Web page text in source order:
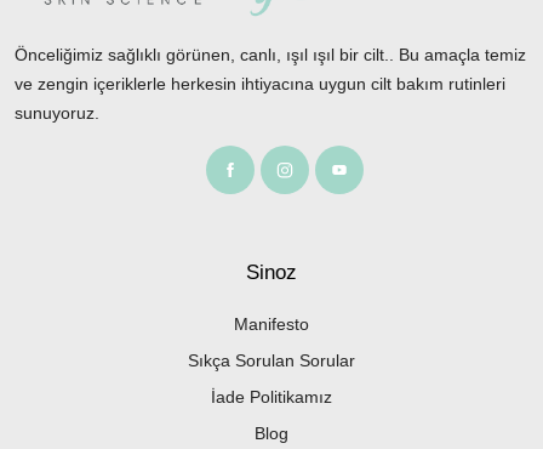
Önceliğimiz sağlıklı görünen, canlı, ışıl ışıl bir cilt.. Bu amaçla temiz
ve zengin içeriklerle herkesin ihtiyacına uygun cilt bakım rutinleri
sunuyoruz.
Sinoz
Manifesto
Sıkça Sorulan Sorular
İade Politikamız
Blog